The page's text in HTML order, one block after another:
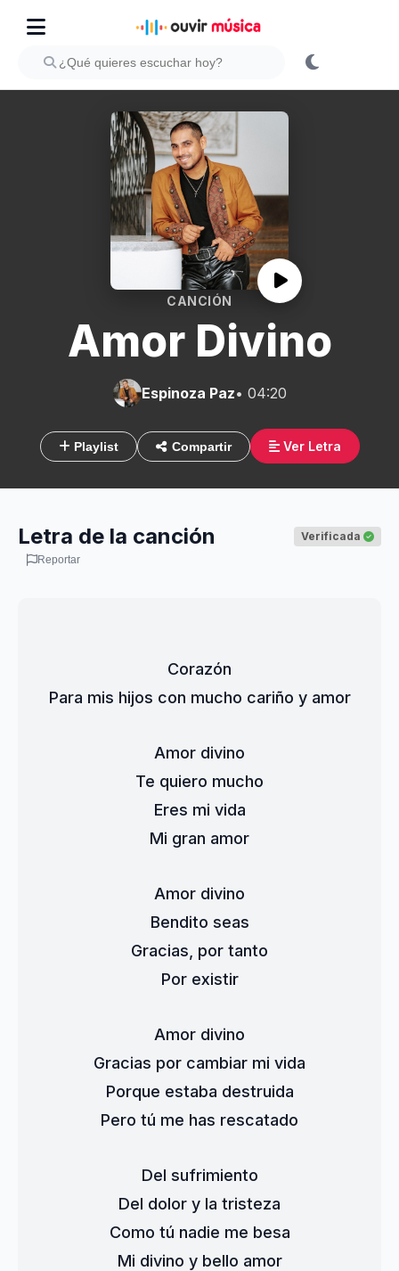
CANCIÓN
Amor Divino
Espinoza Paz• 04:20
Playlist Compartir Ver Letra
Letra de la canción Verificada
Reportar
Corazón
Para mis hijos con mucho cariño y amor
Amor divino
Te quiero mucho
Eres mi vida
Mi gran amor
Amor divino
Bendito seas
Gracias, por tanto
Por existir
Amor divino
Gracias por cambiar mi vida
Porque estaba destruida
Pero tú me has rescatado
Del sufrimiento
Del dolor y la tristeza
Como tú nadie me besa
Mi divino y bello amor